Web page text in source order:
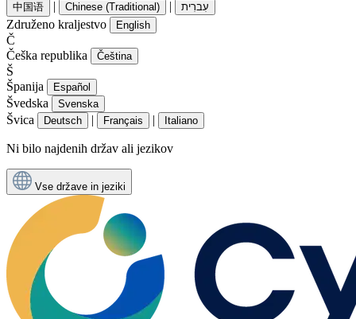
中国语 | Chinese (Traditional) | עִברִית
Združeno kraljestvo English
Č
Češka republika
Čeština
Š
Španija
Español
Švedska Svenska
Švica Deutsch | Français | Italiano
Ni bilo najdenih držav ali jezikov
Vse države in jeziki